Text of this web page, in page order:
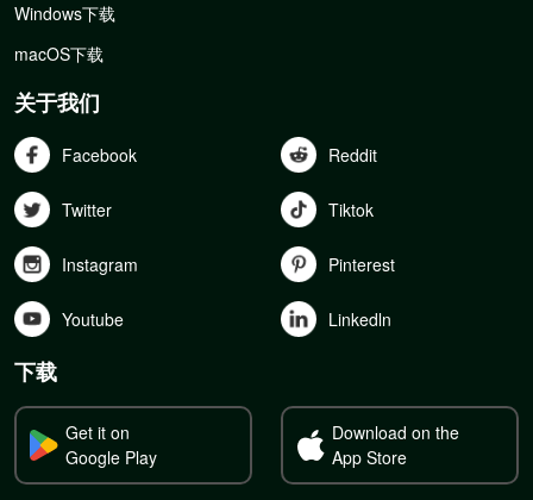
Windows下载
macOS下载
关于我们
Facebook Reddit
Twitter Tiktok
Instagram Pinterest
Youtube Linkedln
下载
Get it on
Google Play
Download on the
App Store